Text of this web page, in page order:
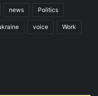
news Politics
voice Work